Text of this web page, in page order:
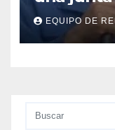
EQUIPO DE